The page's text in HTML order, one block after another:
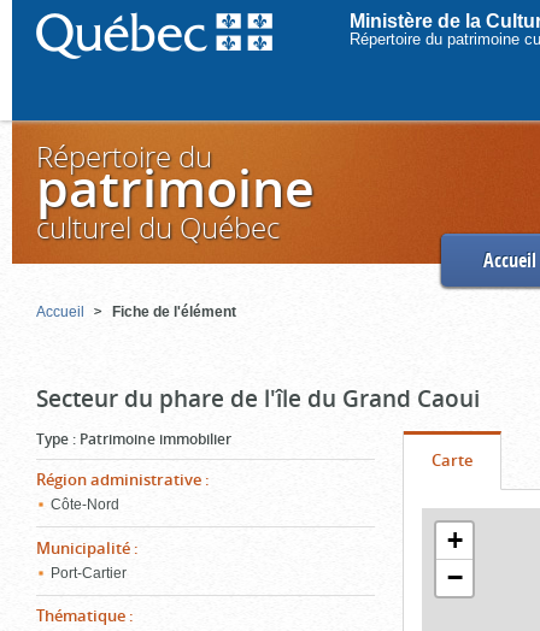
Ministère de la
Répertoire du patrimoine
Répertoire du
patrimoine
culturel du Québec
Accueil
Accueil Fiche de l'élément
Secteur du phare de l'île du Grand Caoui
Type : Patrimoine immobilier
Région administrative :
Côte-Nord
Municipalité :
Port-Cartier
Thématique :
Onglet
Carte(cliquer
pour
voir
le
contenu)
Contenu
de
l'onglet
+
−